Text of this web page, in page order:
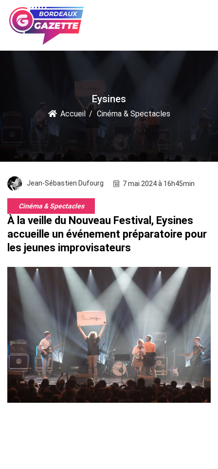
Eysines
Accueil Cinéma & Spectacles
Jean-Sébastien Dufourg 7 mai 2024 à 16h45min
Cinéma & Spectacles
À la veille du Nouveau Festival, Eysines
accueille un événement préparatoire pour
les jeunes improvisateurs